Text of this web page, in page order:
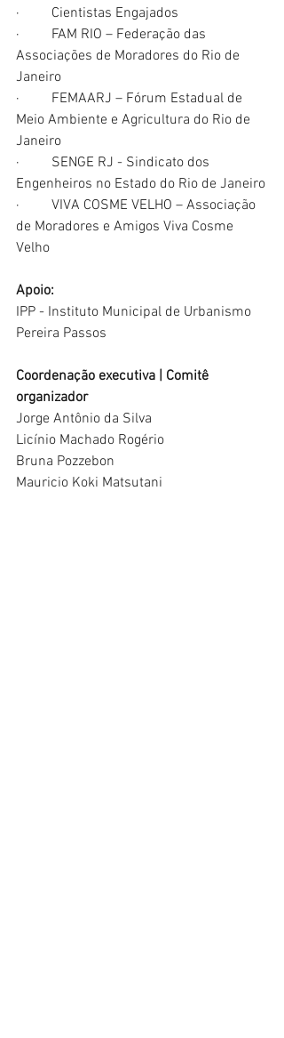
·         Cientistas Engajados
·         FAM RIO – Federação das
Associações de Moradores do Rio de
Janeiro
·         FEMAARJ – Fórum Estadual de
Meio Ambiente e Agricultura do Rio de
Janeiro
·         SENGE RJ - Sindicato dos
Engenheiros no Estado do Rio de Janeiro
·         VIVA COSME VELHO – Associação
de Moradores e Amigos Viva Cosme
Velho
Apoio:
IPP - Instituto Municipal de Urbanismo
Pereira Passos
Coordenação executiva | Comitê
organizador
Jorge Antônio da Silva
Licínio Machado Rogério
Bruna Pozzebon
Mauricio Koki Matsutani